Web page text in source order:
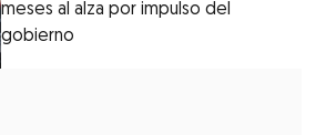
meses al alza por impulso del
gobierno